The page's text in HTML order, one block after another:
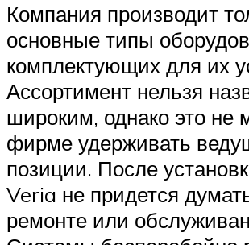
Компания производит
основные типы
комплектующих для их
Ассортимент нельзя
широким, однако это не
фирме удерживать
позиции. После
Veria не придется
ремонте или